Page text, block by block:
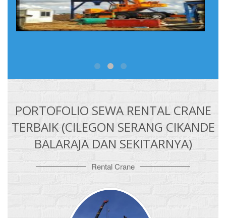
PORTOFOLIO SEWA RENTAL CRANE
TERBAIK (CILEGON SERANG CIKANDE
BALARAJA DAN SEKITARNYA)
Rental Crane